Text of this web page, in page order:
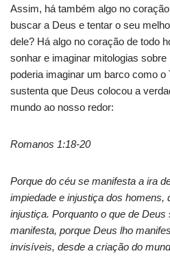
Assim, há também algo no
buscar a Deus e tentar o seu
dele? Há algo no coração de todo
sonhar e imaginar mitologias
poderia imaginar um barco como o
sustenta que Deus colocou a
mundo ao nosso redor:
Romanos 1:18-20
Porque do céu se manifesta a ira
impiedade e injustiça dos homens,
injustiça. Porquanto o que de
manifesta, porque Deus lho
invisíveis, desde a criação do